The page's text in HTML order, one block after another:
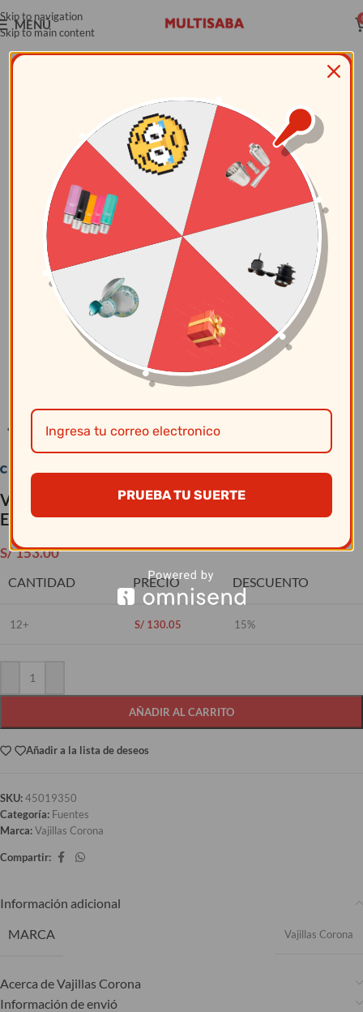
Skip to navigation
Skip to main content
MENÚ
Vajillas Corona – Bandeja 35.2X20.9Cm Azul
Envejecido
S/153.00
CANTIDAD PRECIO DESCUENTO
12+ S/ 130.05 15%
AÑADIR AL CARRITO
Añadir a la lista de deseos
SKU:45019350
Categoría: Fuentes
Marca:Vajillas Corona
Compartir:
Información adicional
MARCA
Vajillas Corona
Acerca de Vajillas Corona
Información de envió
PRUEBA TU SUERTE